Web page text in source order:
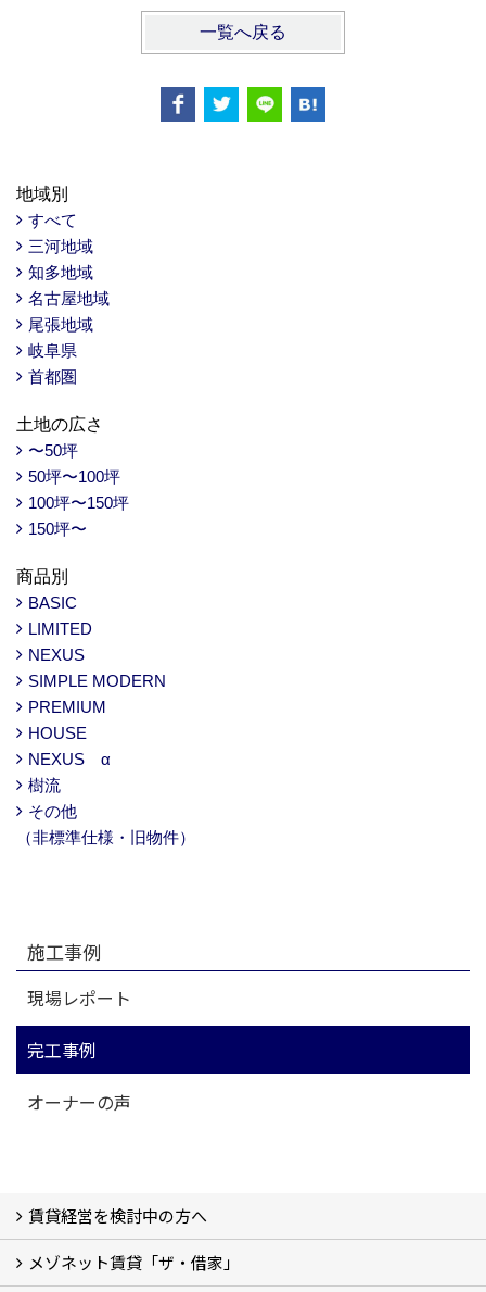
一覧へ戻る
地域別
すべて
三河地域
知多地域
名古屋地域
尾張地域
岐阜県
首都圏
土地の広さ
〜50坪
50坪〜100坪
100坪〜150坪
150坪〜
商品別
BASIC
LIMITED
NEXUS
SIMPLE MODERN
PREMIUM
HOUSE
NEXUS α
樹流
その他
（非標準仕様・旧物件）
施工事例
現場レポート
完工事例
オーナーの声
賃貸経営を検討中の方へ
私たちの考え方
賃貸経営の成功学
様々な無料サービス
相続税とは
よくあるご質問
メゾネット賃貸「ザ・借家」